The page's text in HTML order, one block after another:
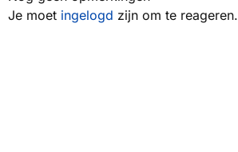
Je moet ingelogd zijn om te reageren.